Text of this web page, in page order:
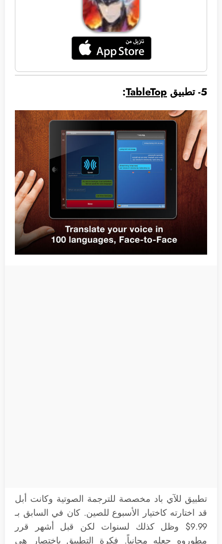
5- تطبيق TableTop
:
تطبيق للآي باد مخصصة للترجمة الصوتية وكانت أبل
قد اختارته كاختيار الأسبوع للصين. كان في السابق بـ
9.99$ وظل كذلك لسنوات لكن قبل أشهر قرر
مطوروه جعله مجانياً. فكرة التطبيق باختصار هى